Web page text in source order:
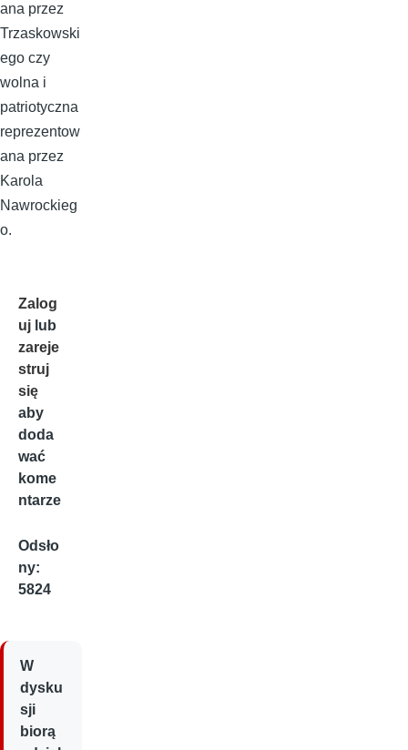
ana przez
Trzaskowski
ego czy
wolna i
patriotyczna
reprezentow
ana przez
Karola
Nawrockieg
o.
Zalog
uj lub
zareje
struj
się
aby
doda
wać
kome
ntarze
Odsło
ny:
5824
W
dysku
sji
biorą